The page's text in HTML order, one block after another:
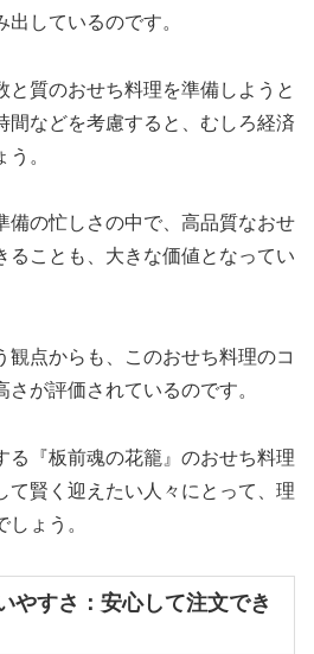
しているのです。
と質のおせち料理を準備しようと
間などを考慮すると、むしろ経済
。
備の忙しさの中で、高品質なおせ
ることも、大きな価値となってい
観点からも、このおせち料理のコ
が評価されているのです。
る『板前魂の花籠』のおせち料理
て賢く迎えたい人々にとって、理
ょう。
やすさ：安心して注文でき